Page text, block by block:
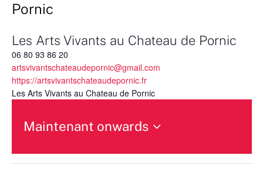
Pornic
Les Arts Vivants au Chateau de Pornic
06 80 93 86 20
artsvivantschateaudepornic@gmail.com
https://artsvivantschateaudepornic.fr
Les Arts Vivants au Chateau de Pornic
Maintenant onwards
une
date.